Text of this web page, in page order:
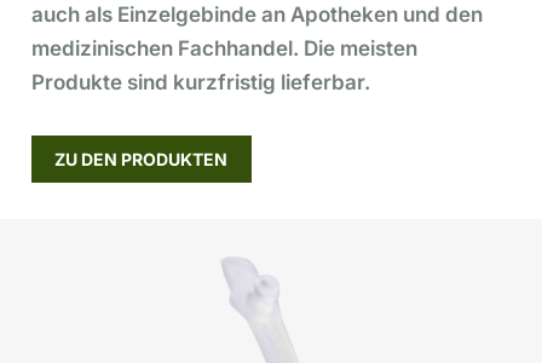
auch als Einzelgebinde an Apotheken und den
medizinischen Fachhandel. Die meisten
Produkte sind kurzfristig lieferbar.
ZU DEN PRODUKTEN